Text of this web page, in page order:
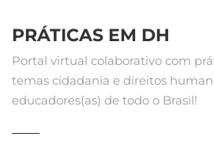
PRÁTICAS EM DH
Portal virtual colaborativo com
temas cidadania e direitos
educadores(as) de todo o Brasil!